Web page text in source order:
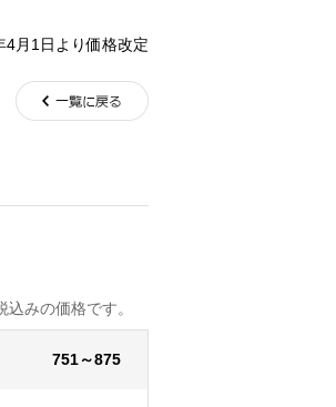
4月1日より価格改定
す。
751～875